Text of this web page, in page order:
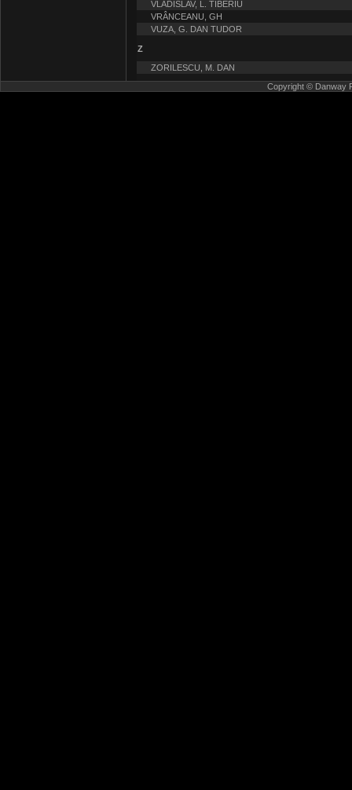
VLADISLAV, L. TIBERIU
VRÂNCEANU, GH
VUZA, G. DAN TUDOR
Z
ZORILESCU, M. DAN
Copyright © Danway